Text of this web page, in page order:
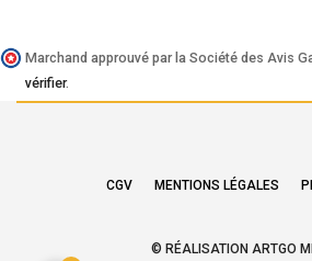
Marchand approuvé par la Société des Avis
vérifier.
CGV MENTIONS LÉGALES
© RÉALISATION ARTGO